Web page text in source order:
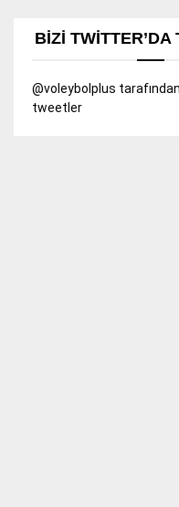
BIZI TWITTER’DA
@voleybolplus
tweetler